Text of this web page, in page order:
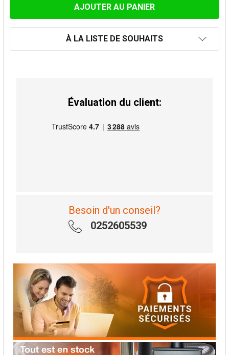
À LA LISTE DE SOUHAITS
Évaluation du client:
Besoin d'un conseil?
0252605539